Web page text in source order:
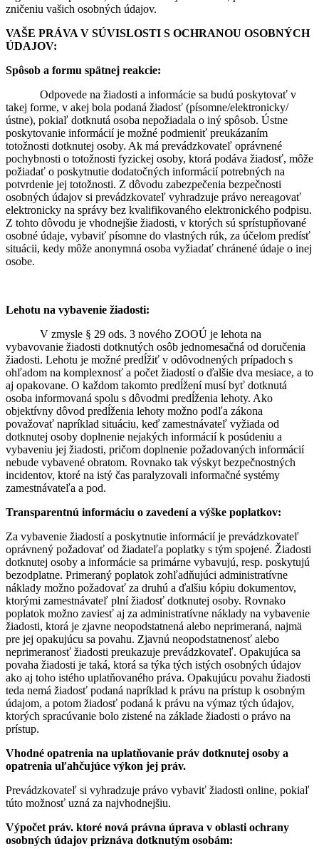
zničeniu vašich osobných údajov.
VAŠE PRÁVA V SÚVISLOSTI S OCHRANOU OSOBNÝCH
ÚDAJOV:
Spôsob a formu spätnej reakcie:
Odpovede na žiadosti a informácie sa budú poskytovať v
takej forme, v akej bola podaná žiadosť (písomne/elektronicky/
ústne), pokiaľ dotknutá osoba nepožiadala o iný spôsob. Ústne
poskytovanie informácií je možné podmieniť preukázaním
totožnosti dotknutej osoby. Ak má prevádzkovateľ oprávnené
pochybnosti o totožnosti fyzickej osoby, ktorá podáva žiadosť, môže
požiadať o poskytnutie dodatočných informácií potrebných na
potvrdenie jej totožnosti. Z dôvodu zabezpečenia bezpečnosti
osobných údajov si prevádzkovateľ vyhradzuje právo nereagovať
elektronicky na správy bez kvalifikovaného elektronického podpisu.
Z tohto dôvodu je vhodnejšie žiadosti, v ktorých sú sprístupňované
osobné údaje, vybaviť písomne do vlastných rúk, za účelom predísť
situácii, kedy môže anonymná osoba vyžiadať chránené údaje o inej
osobe.
Lehotu na vybavenie žiadosti:
V zmysle § 29 ods. 3 nového ZOOÚ je lehota na
vybavovanie žiadosti dotknutých osôb jednomesačná od doručenia
žiadosti. Lehotu je možné predĺžiť v odôvodnených prípadoch s
ohľadom na komplexnosť a počet žiadostí o ďalšie dva mesiace, a to
aj opakovane. O každom takomto predĺžení musí byť dotknutá
osoba informovaná spolu s dôvodmi predĺženia lehoty. Ako
objektívny dôvod predĺženia lehoty možno podľa zákona
považovať napríklad situáciu, keď zamestnávateľ vyžiada od
dotknutej osoby doplnenie nejakých informácií k posúdeniu a
vybaveniu jej žiadosti, pričom doplnenie požadovaných informácií
nebude vybavené obratom. Rovnako tak výskyt bezpečnostných
incidentov, ktoré na istý čas paralyzovali informačné systémy
zamestnávateľa a pod.
Transparentnú informáciu o zavedení a výške poplatkov:
Za vybavenie žiadostí a poskytnutie informácií je prevádzkovateľ
oprávnený požadovať od žiadateľa poplatky s tým spojené. Žiadosti
dotknutej osoby a informácie sa primárne vybavujú, resp. poskytujú
bezodplatne. Primeraný poplatok zohľadňujúci administratívne
náklady možno požadovať za druhú a ďalšiu kópiu dokumentov,
ktorými zamestnávateľ plní žiadosť dotknutej osoby. Rovnako
poplatok možno zaviesť aj za administratívne náklady na vybavenie
žiadosti, ktorá je zjavne neopodstatnená alebo neprimeraná, najmä
pre jej opakujúcu sa povahu. Zjavnú neopodstatnenosť alebo
neprimeranosť žiadosti preukazuje prevádzkovateľ. Opakujúca sa
povaha žiadosti je taká, ktorá sa týka tých istých osobných údajov
ako aj toho istého uplatňovaného práva. Opakujúcu povahu žiadosti
teda nemá žiadosť podaná napríklad k právu na prístup k osobným
údajom, a potom žiadosť podaná k právu na výmaz tých údajov,
ktorých spracúvanie bolo zistené na základe žiadosti o právo na
prístup.
Vhodné opatrenia na uplatňovanie práv dotknutej osoby a
opatrenia uľahčujúce výkon jej práv.
Prevádzkovateľ si vyhradzuje právo vybaviť žiadosti online, pokiaľ
túto možnosť uzná za najvhodnejšiu.
Výpočet práv. ktoré nová právna úprava v oblasti ochrany
osobných údajov priznáva dotknutým osobám: